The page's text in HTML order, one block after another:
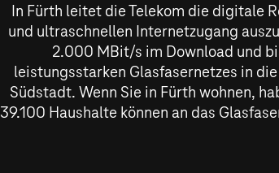
In Fürth leitet die Telekom die digitale
und ultraschnellen Internetzugang
2.000 MBit/s im Download und
leistungsstarken Glasfasernetzes in
Südstadt. Wenn Sie in Fürth wohnen,
39.100 Haushalte können an das